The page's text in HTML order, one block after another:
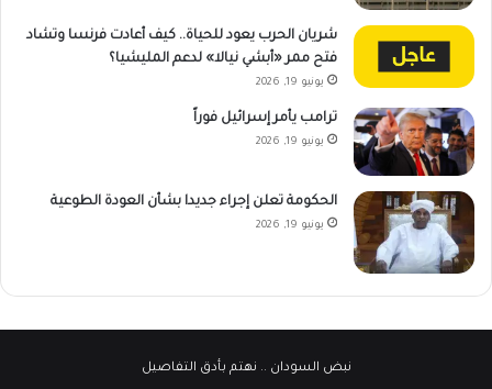
شريان الحرب يعود للحياة.. كيف أعادت فرنسا وتشاد
فتح ممر «أبشي نيالا» لدعم المليشيا؟
يونيو 19, 2026
ترامب يأمر إسرائيل فوراً
يونيو 19, 2026
الحكومة تعلن إجراء جديدا بشأن العودة الطوعية
يونيو 19, 2026
نبض السودان .. نهتم بأدق التفاصيل